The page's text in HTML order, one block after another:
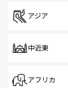
アジア
中近東
アフリカ